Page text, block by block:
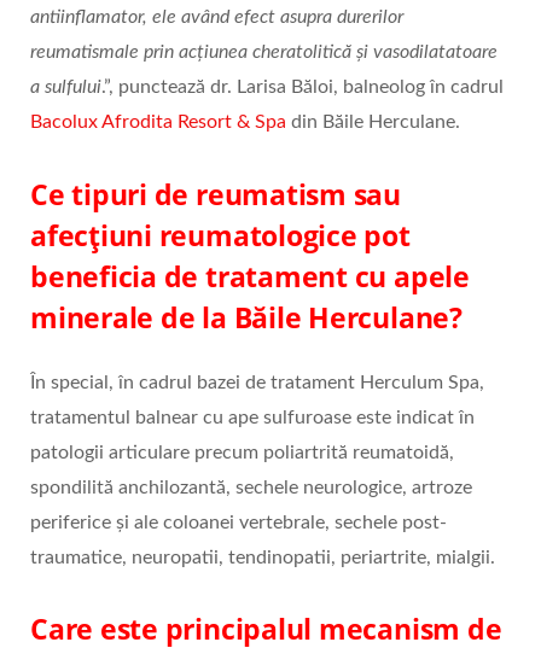
antiinflamator, ele având efect asupra durerilor
reumatismale prin acțiunea cheratolitică și vasodilatatoare
a sulfului.”, punctează dr. Larisa Băloi, balneolog în cadrul
Bacolux Afrodita Resort & Spa din Băile Herculane.
Ce tipuri de reumatism sau
afecțiuni reumatologice pot
beneficia de tratament cu apele
minerale de la Băile Herculane?
În special, în cadrul bazei de tratament Herculum Spa,
tratamentul balnear cu ape sulfuroase este indicat în
patologii articulare precum poliartrită reumatoidă,
spondilită anchilozantă, sechele neurologice, artroze
periferice și ale coloanei vertebrale, sechele post-
traumatice, neuropatii, tendinopatii, periartrite, mialgii.
Care este principalul mecanism de